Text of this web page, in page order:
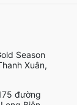
Season
Xuân,
đường